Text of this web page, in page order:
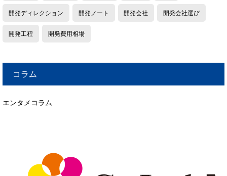
開発ディレクション 開発ノート 開発会社 開発会社選び
開発工程 開発費用相場
コラム
エンタメコラム